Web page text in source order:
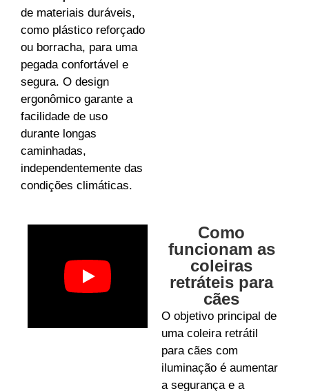
de materiais duráveis,
como plástico reforçado
ou borracha, para uma
pegada confortável e
segura. O design
ergonômico garante a
facilidade de uso
durante longas
caminhadas,
independentemente das
condições climáticas.
Como
funcionam as
coleiras
retráteis para
cães
O objetivo principal de
uma coleira retrátil
para cães com
iluminação é aumentar
a segurança e a